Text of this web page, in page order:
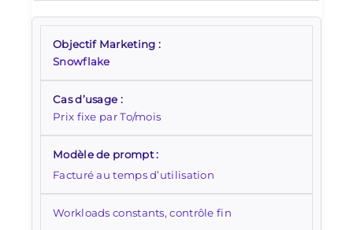
Snowflake
Prix fixe par To/mois
Facturé au temps d’utilisation
Workloads constants, contrôle fin